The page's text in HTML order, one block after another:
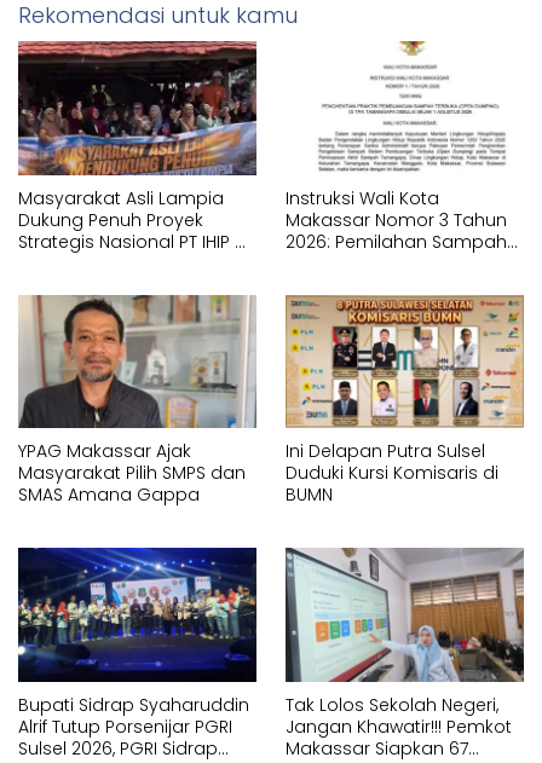
Rekomendasi untuk kamu
Masyarakat Asli Lampia
Dukung Penuh Proyek
Strategis Nasional PT IHIP di
Instruksi Wali Kota
Makassar Nomor 3 Tahun
2026: Pemilahan Sampah
YPAG Makassar Ajak
Masyarakat Pilih SMPS dan
SMAS Amana Gappa
Ini Delapan Putra Sulsel
Duduki Kursi Komisaris di
BUMN
Bupati Sidrap Syaharuddin
Alrif Tutup Porsenijar PGRI
Sulsel 2026, PGRI Sidrap
Tak Lolos Sekolah Negeri,
Jangan Khawatir!!! Pemkot
Makassar Siapkan 67